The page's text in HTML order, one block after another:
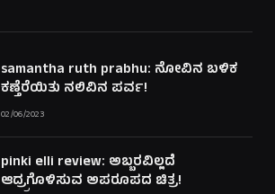
samantha ruth prabhu: ನೋವಿನ ಬಳಿಕ
ಕಣ್ತೆರೆಯಿತು ನಲಿವಿನ ಪರ್ವ!
02/06/2023
pinki elli review: ಅಬ್ಬರವಿಲ್ಲದೆ
ಆದ್ರ್ರಗೊಳಿಸುವ ಅಪರೂಪದ ಚಿತ್ರ!